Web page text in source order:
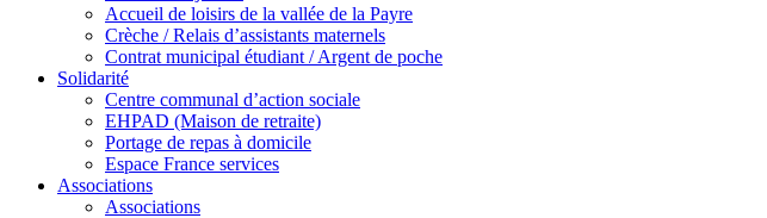
Accueil de loisirs de la vallée de la Payre
Crèche / Relais d’assistants maternels
Contrat municipal étudiant / Argent de poche
Solidarité
Centre communal d’action sociale
EHPAD (Maison de retraite)
Portage de repas à domicile
Espace France services
Associations
Associations